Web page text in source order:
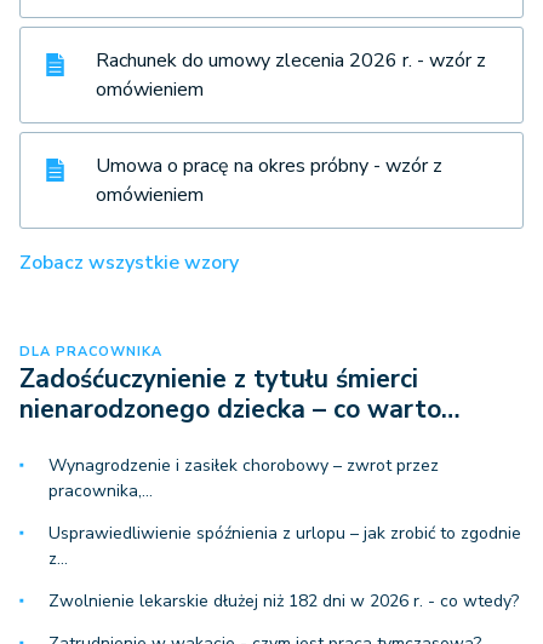
Rachunek do umowy zlecenia 2026 r. - wzór z
omówieniem
Umowa o pracę na okres próbny - wzór z
omówieniem
Zobacz wszystkie wzory
DLA PRACOWNIKA
Zadośćuczynienie z tytułu śmierci
nienarodzonego dziecka – co warto…
Wynagrodzenie i zasiłek chorobowy – zwrot przez
pracownika,…
Usprawiedliwienie spóźnienia z urlopu – jak zrobić to zgodnie
z…
Zwolnienie lekarskie dłużej niż 182 dni w 2026 r. - co wtedy?